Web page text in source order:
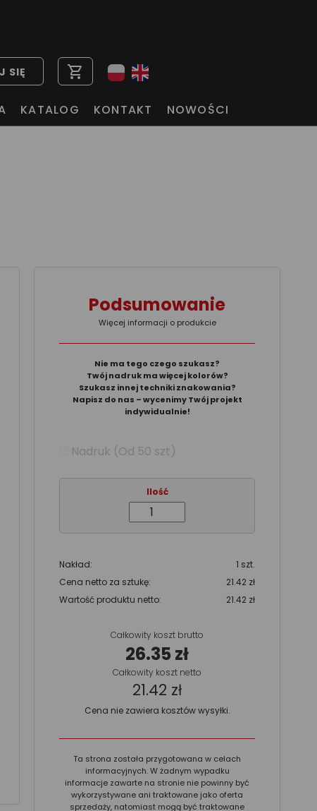
SIĘ shopping_cart
KATALOG KONTAKT NOWOŚCI
Podsumowanie
Więcej informacji o produkcie
Nie ma tego czego szukasz?
Twój nadruk ma więcej kolorów?
Szukasz innej techniki znakowania?
Napisz do nas – wycenimy Twój projekt
indywidualnie!
Nadruk (Od 50 szt)
Ilość
Nakład:
1 szt.
Cena netto za sztukę:
21.42 zł
Wartość produktu netto:
21.42 zł
Całkowity koszt brutto
26.35 zł
Całkowity koszt netto
21.42 zł
Cena nie zawiera kosztów wysyłki.
Ta strona została przygotowana w celach
informacyjnych. W żadnym wypadku
informacje zawarte na stronie nie powinny być
wykorzystywane ani traktowane jako oferta
sprzedaży, natomiast mogą być traktowane